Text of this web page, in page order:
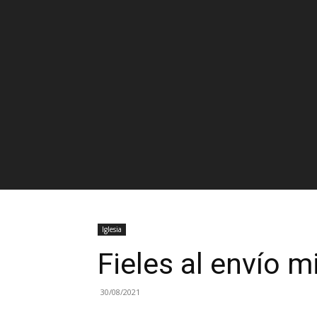
Iglesia
Fieles al envío
30/08/2021